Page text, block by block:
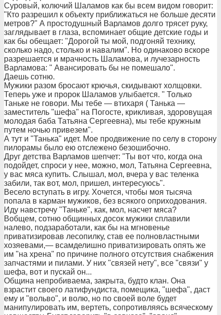
Суровый, колючий Шаламов как бы всем видом говорит:
"Кто разрешил к объекту приближаться не больше десяти
метров?" А простодушный Варламов долго трясет руку,
заглядывает в глаза, вспоминает общие детские годы и
как бы обещает: "Дорогой ты мой, подгоняй технику,
сколько надо, столько и навалим". Но одинаково вскоре
разрешается и мрачность Шаламова, и лучезарность
Варламова: " Авансировать бы не помешало".
Даешь сотню.
Мужики разом бросают крючья, скидывают холщовки.
Теперь уже и пророк Шаламов улыбается. " Только
Таньке не говори. Мы тебе — втихаря ( Танька —
заместитель "шефа" на Погосте, крикливая, здоровущая
молодая баба Татьяна Сергеевна), мы тебе кружным
путем ночью привезем".
А тут и "Танька" идет. Мое продвижение по селу в сторону
пилорамы было ею отслежено безошибочно.
Друг детства Варламов шепчет: "Ты вот что, когда она
подойдет, спроси у нее, можно, мол, Татьяна Сергеевна,
у вас мяса купить. Слышал, мол, вчера у вас теленка
забили, так вот, мол, пришел, интересуюсь".
Весело вступать в игру. Хочется, чтобы моя тысяча
попала в карман мужиков, без всякого оприходования.
Иду навстречу "Таньке", как, мол, насчет мяса?
Вобщем, сотню общинных досок мужики сплавили
налево, подзаработали, как бы на мгновенье
приватизировав лесопилку, став ее полновластными
хозяевами,— всамделишно приватизировать опять же
им "на хрена" по причине полного отсутствия снабжения
запчастями и пилами. У них "связей нету", все "связи" у
шефа, вот и пускай он...
Община непробиваема, закрыта, будто клан. Она
взрастит своего латифундиста, помещика, "шефа", даст
ему и "вольво", и волю, но по своей воле будет
манипулировать им, вертеть, сопротивляясь всяческому